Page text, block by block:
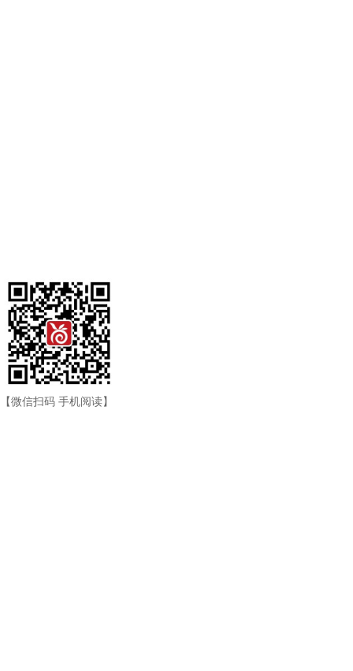
【微信扫码 手机阅读】